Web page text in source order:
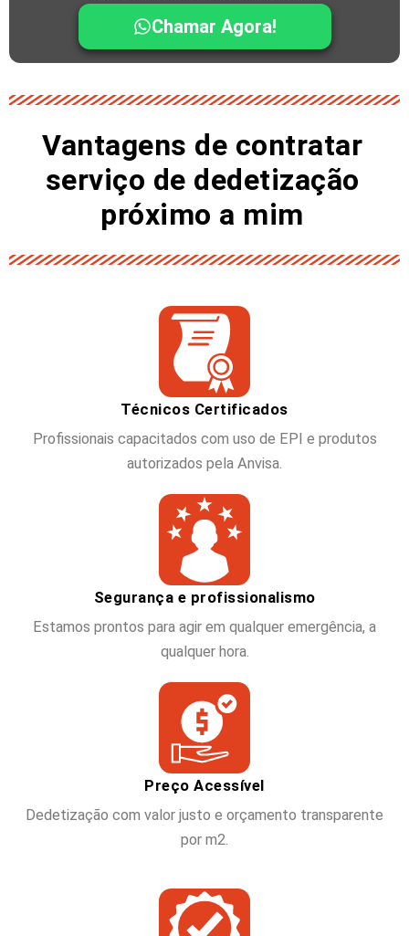
Chamar Agora!
Vantagens de contratar
serviço de dedetização
próximo a mim
Técnicos Certificados
Profissionais capacitados com uso de EPI e produtos
autorizados pela Anvisa.
Segurança e profissionalismo
Estamos prontos para agir em qualquer emergência, a
qualquer hora.
Preço Acessível
Dedetização com valor justo e orçamento transparente
por m2.